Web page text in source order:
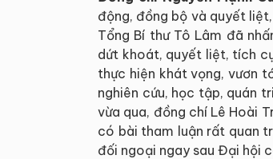
động, đồng bộ và quyết
Tổng Bí thư Tô Lâm đã
dứt khoát, quyết liệt, tích
thực hiện khát vọng, vươn
nghiên cứu, học tập, quán
vừa qua, đồng chí Lê Hoài
có bài tham luận rất quan
đối ngoại ngay sau Đại hội